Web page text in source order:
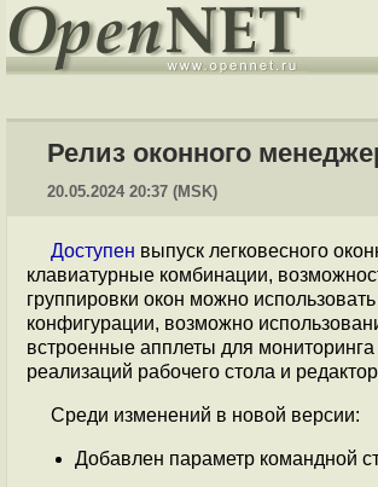
Релиз оконного
20.05.2024 20:37 (MSK)
Доступен выпуск легковесного
клавиатурные комбинации,
группировки окон можно
конфигурации, возможно
встроенные апплеты для
реализаций рабочего стола и
Среди изменений в новой версии:
Добавлен параметр командной